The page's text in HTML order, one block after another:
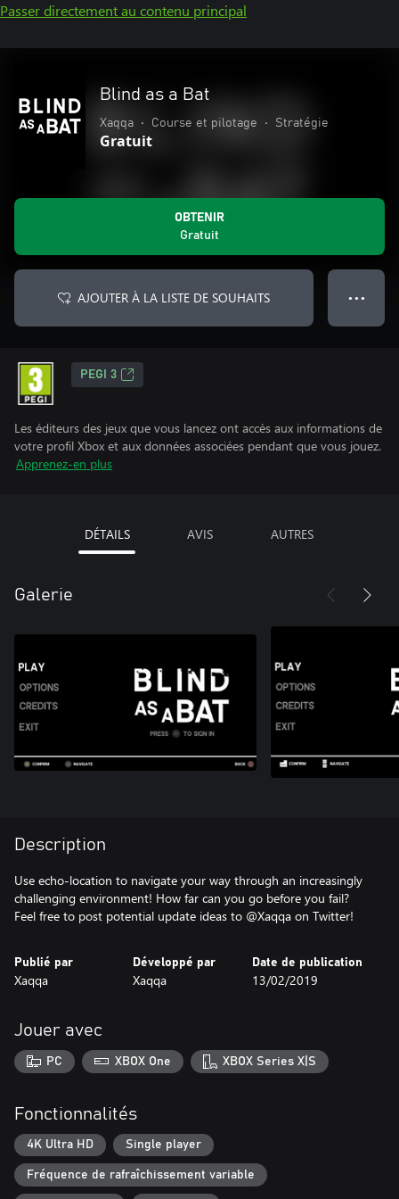
Passer directement au contenu principal
Blind as a Bat
Xaqqa • Course et pilotage • Stratégie
Gratuit
OBTENIR
Gratuit
AJOUTER À LA LISTE DE SOUHAITS ● ● ●
PEGI 3
Les éditeurs des jeux que vous lancez ont accès aux informations de
votre profil Xbox et aux données associées pendant que vous jouez.
Apprenez-en plus
DÉTAILS AVIS AUTRES
Galerie
Description
Use echo-location to navigate your way through an increasingly
challenging environment! How far can you go before you fail?
Feel free to post potential update ideas to @Xaqqa on Twitter!
Publié par
Xaqqa
Développé par
Xaqqa
Date de publication
13/02/2019
Jouer avec
PC XBOX One XBOX Series X|S
Fonctionnalités
4K Ultra HD Single player
Fréquence de rafraîchissement variable